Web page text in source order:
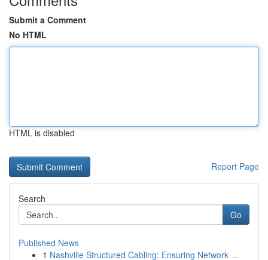
Submit a Comment
No HTML
HTML is disabled
Report Page
Search
Go
Published News
1 Nashville Structured Cabling: Ensuring Network ...